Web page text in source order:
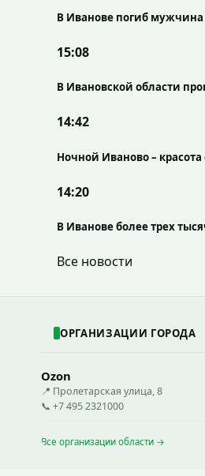
В Иванове погиб
15:08
В Ивановской области
14:42
Ночной Иваново – красота
14:20
В Иванове более трех
Все новости
ОРГАНИЗАЦИИ ГОРОДА
Ozon
📍 Пролетарская улица, 8
📞 +7 495 2321000
Все организации области →